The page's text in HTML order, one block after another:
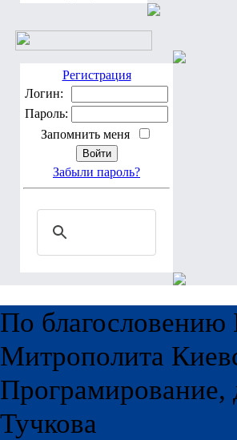
Регистрация
Логин:
Пароль:
Запомнить меня
Забыли пароль?
По
Митрополита
Тучкова